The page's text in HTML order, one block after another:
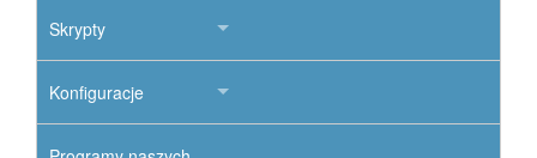
Skrypty
Konfiguracje